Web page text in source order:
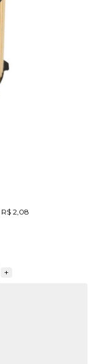
R$ 2,08
+